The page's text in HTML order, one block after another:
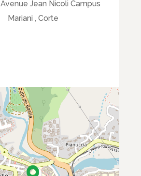
Avenue Jean Nicoli Campus
Mariani , Corte